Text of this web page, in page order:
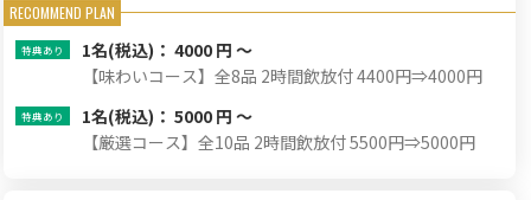
1名(税込)： 4000 円 ～
【味わいコース】全8品 2時間飲放付 4400円⇒4000円
1名(税込)： 5000 円 ～
【厳選コース】全10品 2時間飲放付 5500円⇒5000円